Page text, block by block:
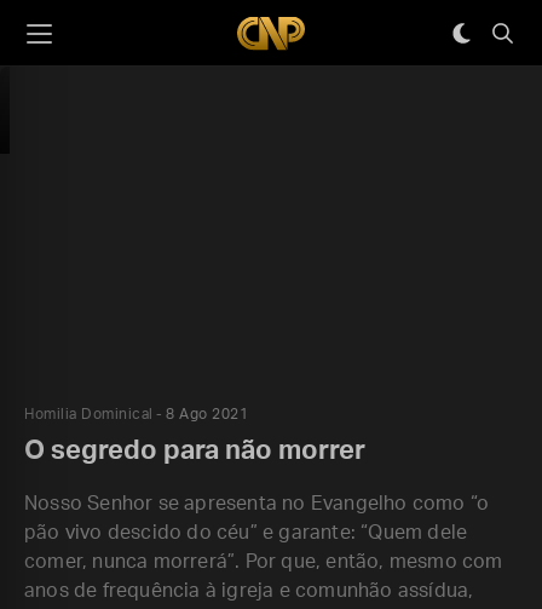
Homilia Dominical 8 Ago 2021
O segredo para não morrer
Nosso Senhor se apresenta no Evangelho como “o
pão vivo descido do céu” e garante: “Quem dele
comer, nunca morrerá”. Por que, então, mesmo com
anos de frequência à igreja e comunhão assídua,